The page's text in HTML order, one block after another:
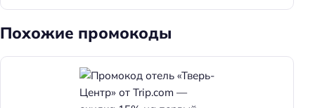
Похожие промокоды